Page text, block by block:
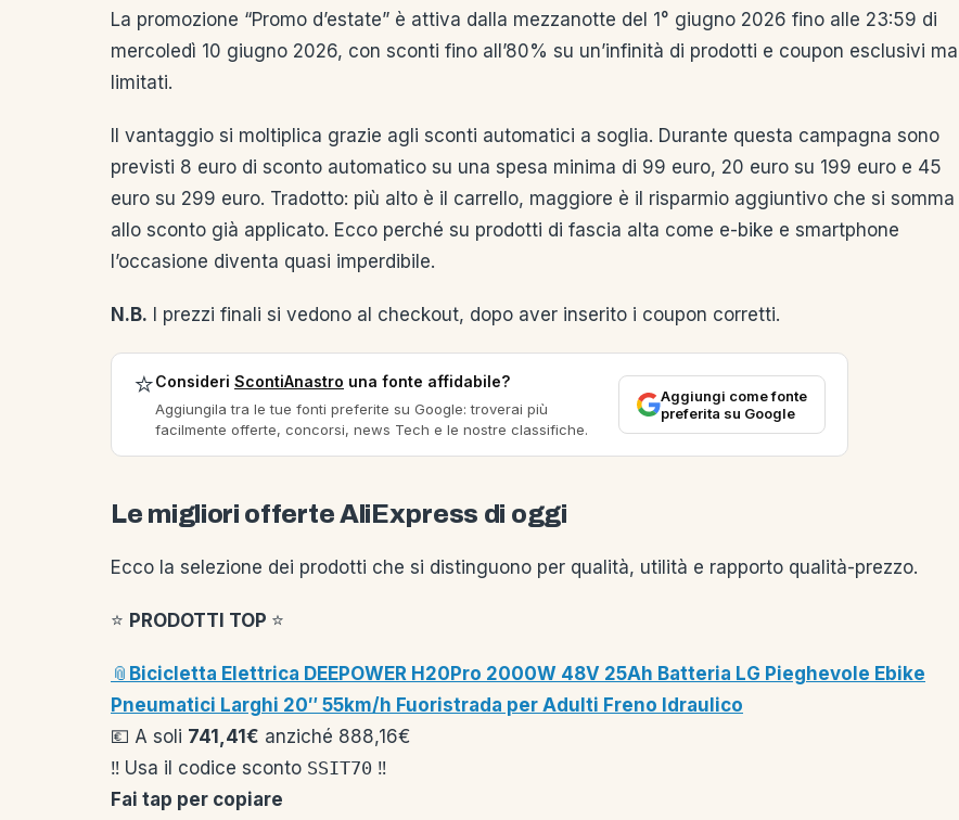
La promozione “Promo d’estate” è attiva dalla mezzanotte del 1° giugno 2026 fino alle 23:59 di
mercoledì 10 giugno 2026, con sconti fino all’80% su un’infinità di prodotti e coupon esclusivi ma
limitati.
Il vantaggio si moltiplica grazie agli sconti automatici a soglia. Durante questa campagna sono
previsti 8 euro di sconto automatico su una spesa minima di 99 euro, 20 euro su 199 euro e 45
euro su 299 euro. Tradotto: più alto è il carrello, maggiore è il risparmio aggiuntivo che si somma
allo sconto già applicato. Ecco perché su prodotti di fascia alta come e-bike e smartphone
l’occasione diventa quasi imperdibile.
N.B. I prezzi finali si vedono al checkout, dopo aver inserito i coupon corretti.
⭐Consideri ScontiAnastro una fonte affidabile?
Aggiungila tra le tue fonti preferite su Google: troverai più
facilmente offerte, concorsi, news Tech e le nostre classifiche.
Aggiungi come fonte
preferita su Google
Le migliori offerte AliExpress di oggi
Ecco la selezione dei prodotti che si distinguono per qualità, utilità e rapporto qualità-prezzo.
⭐️ PRODOTTI TOP ⭐️
📎 Bicicletta Elettrica DEEPOWER H20Pro 2000W 48V 25Ah Batteria LG Pieghevole Ebike
Pneumatici Larghi 20″ 55km/h Fuoristrada per Adulti Freno Idraulico
💶 A soli 741,41€ anziché 888,16€
‼️ Usa il codice sconto SSIT70 ‼️
Fai tap per copiare